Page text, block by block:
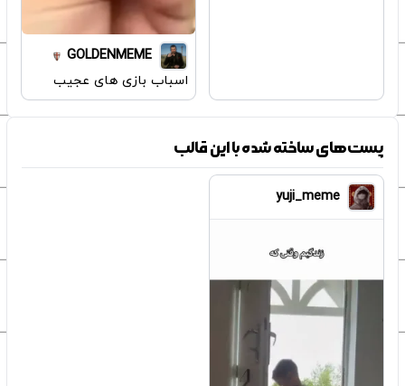
GOLDENMEME
اسباب بازی های عجیب
پست‌های ساخته شده با این قالب
yuji_meme